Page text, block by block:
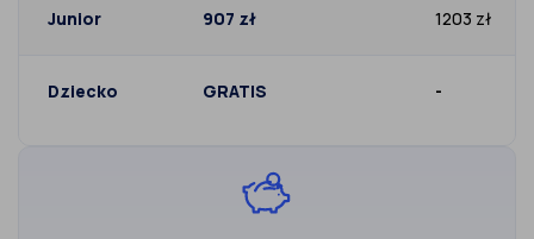
Junior 907 zł 1203 zł
Dziecko GRATIS -